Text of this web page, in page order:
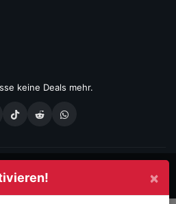
×
keine Deals mehr.
Einfach mehr vom Studium.